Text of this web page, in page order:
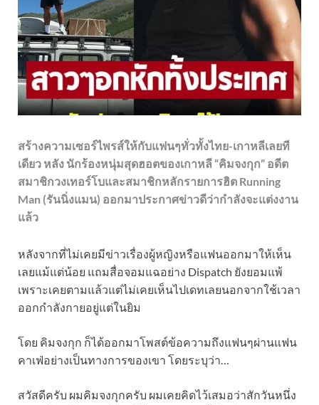
สร้างความเซอร์ไพรส์ให้กับแฟนๆทั่วทั้งไทย-เกาหลีเลยที
เดียว หลัง นักร้องหนุ่มสุดฮอตของเกาหลี “คิมจงกุก” อดีต
สมาชิกวงเทอร์โบและสมาชิกหลักรายการฮิต Running
Man (รันนิ่งแมน) ออกมาประกาศข่าวดีว่ากำลังจะแต่งงาน
แล้ว
หลังจากที่ไม่เคยมีข่าวเรื่องผู้หญิงหรือแฟนออกมาให้เห็น
เลยแม้แต่น้อย แถมสื่อจอมแฉอย่าง Dispatch ยังยอมแพ้
เพราะเคยตามแล้วแต่ไม่เคยเห็นไปเดทเลยนอกจากใช้เวลา
ออกกำลังกายอยู่แต่ในยิม
โดย คิมจงกุก ก็ได้ออกมาโพสต์ข้อความถึงแฟนๆผ่านแฟน
คาเฟ่อย่างเป็นทางการของเขา โดยระบุว่า…
สวัสดีครับ ผมคิมจงกุกครับ ผมเคยคิดไว้เสมอว่าสักวันหนึ่ง